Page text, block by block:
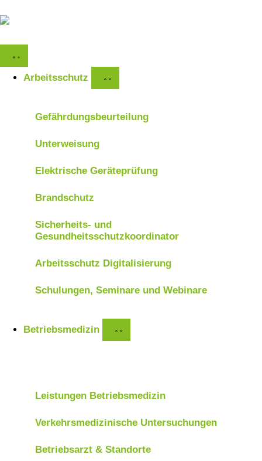
Arbeitsschutz
Gefährdungsbeurteilung
Unterweisung
Elektrische Geräteprüfung
Brandschutz
Sicherheits- und
Gesundheitsschutzkoordinator
Arbeitsschutz Digitalisierung
Schulungen, Seminare und Webinare
Betriebsmedizin
Leistungen Betriebsmedizin
Verkehrsmedizinische Untersuchungen
Betriebsarzt & Standorte